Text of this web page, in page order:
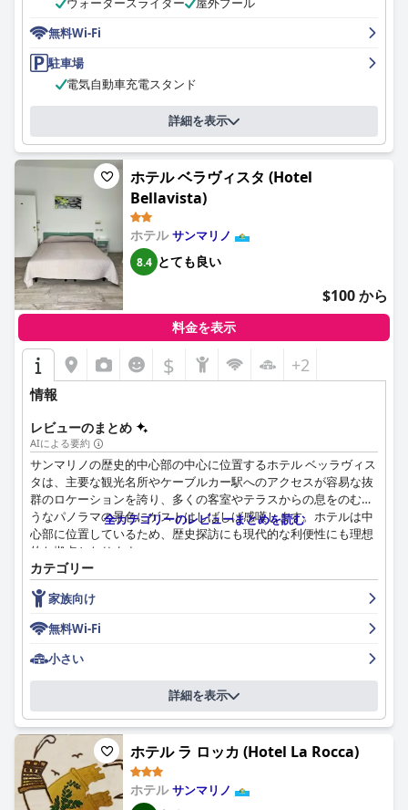
パティオがあり、ほとんどの宿泊客はホテルの清潔さを称賛して
人が彼らの親切さと助けになることにコメントしていました。ホ
テルは、ライフガードが常駐し、手入れの行き届いた美しいリラ
ックスできるプールを備えた、夏の休暇スポットを探している家
族連れに最適です。宿泊客は、敷地内で利用できる便利な駐車場
を高く評価し、ベッドが快適であると感じました。ホテルはペッ
トフレンドリーでもあり、家畜のためのエリアや、毛皮で覆われ
た友達のための指定されたドッグパークもあります。全体とし
て、ガーデンビレッジ・サンマリノは、サンマリノ近郊での静か
な滞在に最適な選択肢です。
無料Wi-Fi
駐車場
電気自動車充電スタンド
詳細を表示
ホテル ベラヴィスタ (Hotel
Bellavista)
ホテルサンマリノ
8.4 とても良い
$100 から
料金を表示
$ +2
情報
レビューのまとめ
AIによる要約
サンマリノの歴史的中心部の中心に位置するホテル ベッラヴィス
タは、主要な観光名所やケーブルカー駅へのアクセスが容易な抜
群のロケーションを誇り、多くの客室やテラスからの息をのむよ
うなパノラマの景色にゲストはしばしば感嘆します。ホテルは中
心部に位置しているため、歴史探訪にも現代的な利便性にも理想
的な拠点となります。
ホテルでの朝食は概ね好評で、クロワッサン、コーヒー、自家製
ケーキなどの美味しくて新鮮なものが多くの人に喜ばれていま
す。宿泊料金に朝食が含まれていることや、親切で柔軟なサービ
スも、さらに体験を向上させています。ただし、特に塩味のオプ
ションについて、より幅広い選択肢を求めるゲストもいます。
ディナーの評価は分かれています。多くの食事客は、レストラン
の素晴らしい料理、特に素晴らしい景色を望むテラスで楽しむ料
理を称賛しています。サービスは組織的で歓迎的だと考えられて
います。しかし、特に夕食、予期せぬサービス料、英語とイタリ
ア語のメニューの食い違いに関して、品質と多様性に関する批判
が時折あります。
全カテゴリーのレビューまとめを読む
カテゴリー
家族向け
無料Wi-Fi
小さい
詳細を表示
ホテル ラ ロッカ (Hotel La Rocca)
ホテルサンマリノ